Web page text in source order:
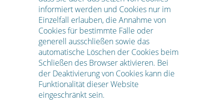
informiert werden und Cookies nur im
Einzelfall erlauben, die Annahme von
Cookies für bestimmte Fälle oder
generell ausschließen sowie das
automatische Löschen der Cookies beim
Schließen des Browser aktivieren. Bei
der Deaktivierung von Cookies kann die
Funktionalität dieser Website
eingeschränkt sein.